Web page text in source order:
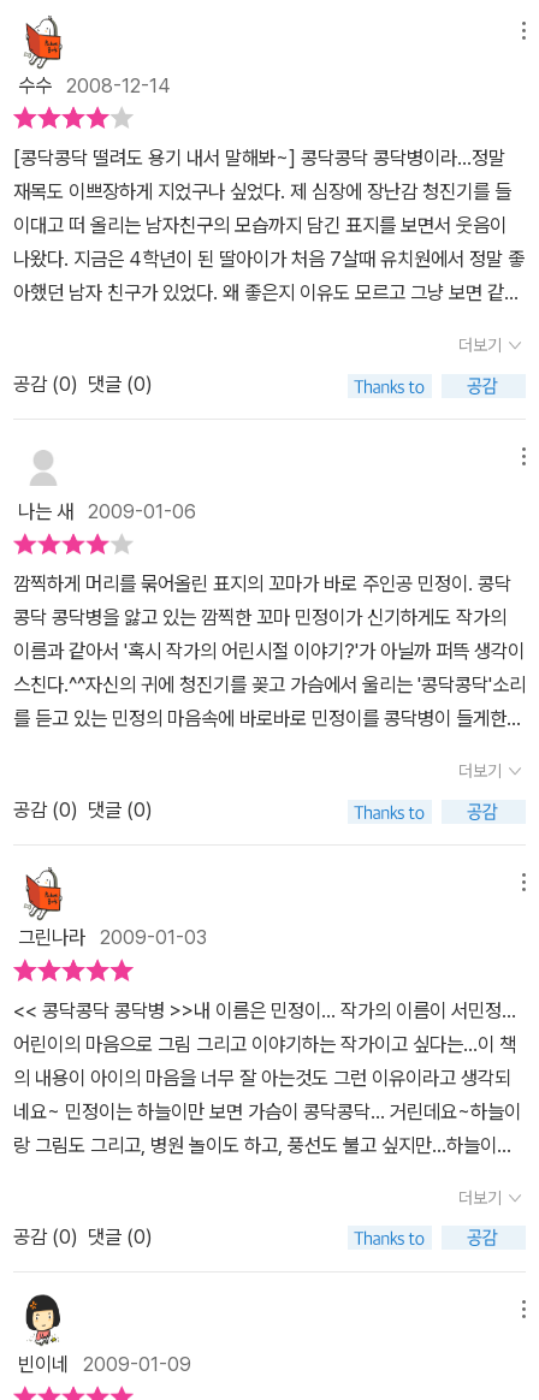
이루고, 민정이는 환자를 시키잖아요.사랑보다는 우정이 더 좋다는
것, 소중하다는 것을 생각해주었으면 좋겠네요.
수수 2008-12-14
[콩닥콩닥 떨려도 용기 내서 말해봐~] 콩닥콩닥 콩닥병이라...정말
재목도 이쁘장하게 지었구나 싶었다. 제 심장에 장난감 청진기를 들
이대고 떠 올리는 남자친구의 모습까지 담긴 표지를 보면서 웃음이
나왔다. 지금은 4학년이 된 딸아이가 처음 7살때 유치원에서 정말 좋
아했던 남자 친구가 있었다. 왜 좋은지 이유도 모르고 그냥 보면 같이
와는 반대로 지금 7살인 아들은 크면 클 수록 이성에 대한 관심보다
는 동성 친구를 더 잘 챙기고 좋아한다. 남자와 여자의 차이인지 개인
적인 차이인지는 모르겠지만 두 녀석이 비슷한 나이 때에 참 다른 반
응을 보인다 싶다.이 책의 주인공 민정, 작가의 이름과도 같기에 아마
의 마음 속에 콩닥병을 준 하늘이는 민정이가 아닌 다른 여자 친구와
더 친하게 지낸다 .그 모습을 보면서 부럽기도 하지만 용기있게 나서
서 말 한마디 못하는 민정이의 모습이 너무도 귀엽게 그려진다. 어떤
어른은 무슨 어린 아이가...라고 할지 모르지만 분명 어린 아이들에게
도 이성에 대한 관심이 존재한다. 대부분 어리다는 이유로 우습게 생
각되거나 무시되기 십상이지만 작가는 어린이들의 이런 세심한 부분
을 포착했나 보다.과연 끝이 어떨까 궁금했는데 작가는 유아기 때에
맞는 결론으로 마무리 지었다. 용기를 내서 함께 놀고 싶다고 말한 민
정이를 하늘이와 하늘이의 여자 친구는 흔쾌히 받아들이면서 '우리
는 모두 같이 어울려 노는 방법을 배우는 것 같다. 용기 내서 말하니까
마음의 콩닥병도 없어지면서 좋아하는 더 많은 친구들과 놀 수 있다
는 사실. 우리 아이들도 이 사실을 잘 알고 있을게다^^
더보기
공감 (0) 댓글 (0)
나는 새 2009-01-06
깜찍하게 머리를 묶어올린 표지의 꼬마가 바로 주인공 민정이. 콩닥
콩닥 콩닥병을 앓고 있는 깜찍한 꼬마 민정이가 신기하게도 작가의
이름과 같아서 '혹시 작가의 어린시절 이야기?'가 아닐까 퍼뜩 생각이
스친다.^^자신의 귀에 청진기를 꽂고 가슴에서 울리는 '콩닥콩닥'소리
를 듣고 있는 민정의 마음속에 바로바로 민정이를 콩닥병이 들게한
정이의 형편을 아는지모르는지 하늘이는 항상 수아랑만 놀고 있다.함
께 시소를 타고 있는 하늘이랑 수아를 나무뒤에서 몰래 보고 있는 민
정이의 모습에 살짝 짠~한 마음이 들기도 한다.수아랑 함께 그림도
그리고 병원 놀이도 하고 풍선도 부는 하늘이를 보기만해도 민정이의
가슴은 콩닥콩닥. 수아가 되고픈 마음까지 생겨나고......결국 자신의
콩닥거리는 심장소리를 견뎌내지 못한 것인지 아니면 이겨낸 것인지
용기를 내어 '하늘이'를 외쳐부르는 민정이의 꼭 감은 두 눈과 빨개진
얼굴이 마치 폭탄이 터진 것 같다. 민정이의 콩닥거리던 심장이 뻥!하
고 터진듯~때마침 병원놀이를 하고있던 하늘이와 수아는 기다렸다
는듯 반갑게 민정이를 반기고자연스레 환자가 되어 체온계를 입에 물
고 벤치에 누워 헤벌쭉 웃고 있는 민정이의 행복한 모습에 풋~ 우습
이 터져나온다.그렇게 민정이의 콩닥병은 깨끗하게 나았다~ 용감한
더보기
공감 (0) 댓글 (0)
그린나라 2009-01-03
<< 콩닥콩닥 콩닥병 >>내 이름은 민정이... 작가의 이름이 서민정...
어린이의 마음으로 그림 그리고 이야기하는 작가이고 싶다는...이 책
의 내용이 아이의 마음을 너무 잘 아는것도 그런 이유이라고 생각되
네요~ 민정이는 하늘이만 보면 가슴이 콩닥콩닥... 거린데요~하늘이
랑 그림도 그리고, 병원 놀이도 하고, 풍선도 불고 싶지만...하늘이는
어릴적 그때처럼 참 와닿더라구요.지금 아이가 그런 콩닥병에 걸려있
는듯 해서 이 책을 읽으면서 진지해 짐을 느꼈답니다. 수아처럼 예쁜
리본도, 치마를 입으면 놀아줄까?민정이는 고래를 잡으러 갑니다. 그
건 꿈이었지만 아이다운 상상이 너무 이쁘게만 보이네요 ^^결국 민정
이는 큰 용기를 내어봅니다.할수있어! 할수있어!!! '나랑 같이 놀면 안
돼?'마침 잘 되었다면서 하늘이는 민정이와 함께 놀게 되네요~하늘
더보기
공감 (0) 댓글 (0)
빈이네 2009-01-09